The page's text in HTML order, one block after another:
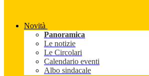
Novità
Panoramica
Le notizie
Le Circolari
Calendario eventi
Albo sindacale